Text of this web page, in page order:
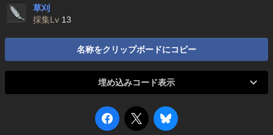
草刈
採集Lv 13
名称をクリップボードにコピー
埋め込みコード表示